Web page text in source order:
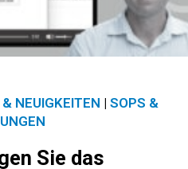
NEUIGKEITEN |SOPS &
Sie das